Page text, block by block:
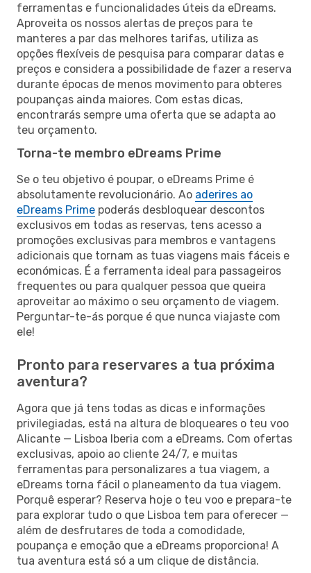
ferramentas e funcionalidades úteis da eDreams.
Aproveita os nossos alertas de preços para te
manteres a par das melhores tarifas, utiliza as
opções flexíveis de pesquisa para comparar datas e
preços e considera a possibilidade de fazer a reserva
durante épocas de menos movimento para obteres
poupanças ainda maiores. Com estas dicas,
encontrarás sempre uma oferta que se adapta ao
teu orçamento.
Torna-te membro eDreams Prime
Se o teu objetivo é poupar, o eDreams Prime é
absolutamente revolucionário. Ao aderires ao
eDreams Prime poderás desbloquear descontos
exclusivos em todas as reservas, tens acesso a
promoções exclusivas para membros e vantagens
adicionais que tornam as tuas viagens mais fáceis e
económicas. É a ferramenta ideal para passageiros
frequentes ou para qualquer pessoa que queira
aproveitar ao máximo o seu orçamento de viagem.
Perguntar-te-ás porque é que nunca viajaste com
ele!
Pronto para reservares a tua próxima
aventura?
Agora que já tens todas as dicas e informações
privilegiadas, está na altura de bloqueares o teu voo
Alicante — Lisboa Iberia com a eDreams. Com ofertas
exclusivas, apoio ao cliente 24/7, e muitas
ferramentas para personalizares a tua viagem, a
eDreams torna fácil o planeamento da tua viagem.
Porquê esperar? Reserva hoje o teu voo e prepara-te
para explorar tudo o que Lisboa tem para oferecer —
além de desfrutares de toda a comodidade,
poupança e emoção que a eDreams proporciona! A
tua aventura está só a um clique de distância.